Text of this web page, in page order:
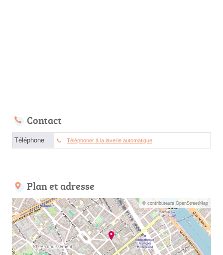
Contact
Téléphone Téléphoner à la laverie automatique
Plan et adresse
© contributeurs OpenStreetMap